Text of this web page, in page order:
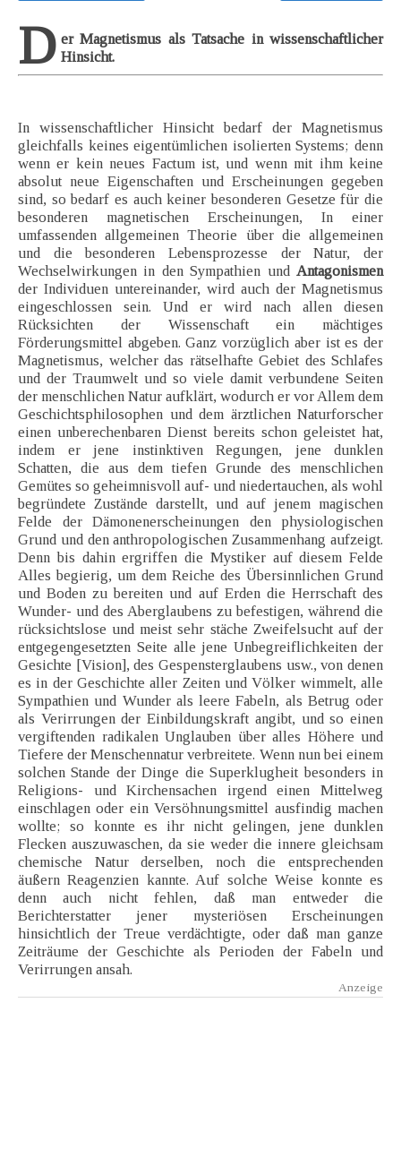
D er Magnetismus als Tatsache in wissenschaftlicher
Hinsicht.
In wissenschaftlicher Hinsicht bedarf der Magnetismus
gleichfalls keines eigentümlichen isolierten Systems; denn
wenn er kein neues Factum ist, und wenn mit ihm keine
absolut neue Eigenschaften und Erscheinungen gegeben
sind, so bedarf es auch keiner besonderen Gesetze für die
besonderen magnetischen Erscheinungen, In einer
umfassenden allgemeinen Theorie über die allgemeinen
und die besonderen Lebensprozesse der Natur, der
Wechselwirkungen in den Sympathien und Antagonismen
der Individuen untereinander, wird auch der Magnetismus
eingeschlossen sein. Und er wird nach allen diesen
Rücksichten der Wissenschaft ein mächtiges
Förderungsmittel abgeben. Ganz vorzüglich aber ist es der
Magnetismus, welcher das rätselhafte Gebiet des Schlafes
und der Traumwelt und so viele damit verbundene Seiten
der menschlichen Natur aufklärt, wodurch er vor Allem dem
Geschichtsphilosophen und dem ärztlichen Naturforscher
einen unberechenbaren Dienst bereits schon geleistet hat,
indem er jene instinktiven Regungen, jene dunklen
Schatten, die aus dem tiefen Grunde des menschlichen
Gemütes so geheimnisvoll auf- und niedertauchen, als wohl
begründete Zustände darstellt, und auf jenem magischen
Felde der Dämonenerscheinungen den physiologischen
Grund und den anthropologischen Zusammenhang aufzeigt.
Denn bis dahin ergriffen die Mystiker auf diesem Felde
Alles begierig, um dem Reiche des Übersinnlichen Grund
und Boden zu bereiten und auf Erden die Herrschaft des
Wunder- und des Aberglaubens zu befestigen, während die
rücksichtslose und meist sehr stäche Zweifelsucht auf der
entgegengesetzten Seite alle jene Unbegreiflichkeiten der
Gesichte [Vision], des Gespensterglaubens usw., von denen
es in der Geschichte aller Zeiten und Völker wimmelt, alle
Sympathien und Wunder als leere Fabeln, als Betrug oder
als Verirrungen der Einbildungskraft angibt, und so einen
vergiftenden radikalen Unglauben über alles Höhere und
Tiefere der Menschennatur verbreitete. Wenn nun bei einem
solchen Stande der Dinge die Superklugheit besonders in
Religions- und Kirchensachen irgend einen Mittelweg
einschlagen oder ein Versöhnungsmittel ausfindig machen
wollte; so konnte es ihr nicht gelingen, jene dunklen
Flecken auszuwaschen, da sie weder die innere gleichsam
chemische Natur derselben, noch die entsprechenden
äußern Reagenzien kannte. Auf solche Weise konnte es
denn auch nicht fehlen, daß man entweder die
Berichterstatter jener mysteriösen Erscheinungen
hinsichtlich der Treue verdächtigte, oder daß man ganze
Zeiträume der Geschichte als Perioden der Fabeln und
Verirrungen ansah.